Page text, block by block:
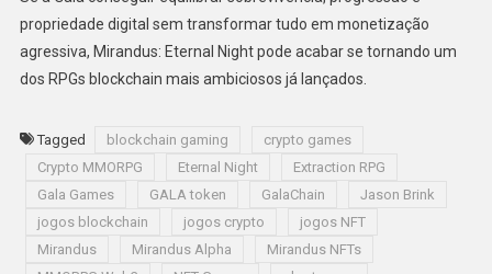
propriedade digital sem transformar tudo em monetização
agressiva, Mirandus: Eternal Night pode acabar se tornando um
dos RPGs blockchain mais ambiciosos já lançados.
Tagged blockchain gaming
crypto games
Crypto MMORPG
Eternal Night
Extraction RPG
Gala Games
GALA token GalaChain
Jason Brink
jogos blockchain
jogos crypto
jogos NFT
Mirandus
Mirandus Alpha
Mirandus NFTs